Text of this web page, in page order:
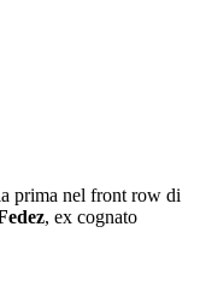
prima nel front row di
, ex cognato